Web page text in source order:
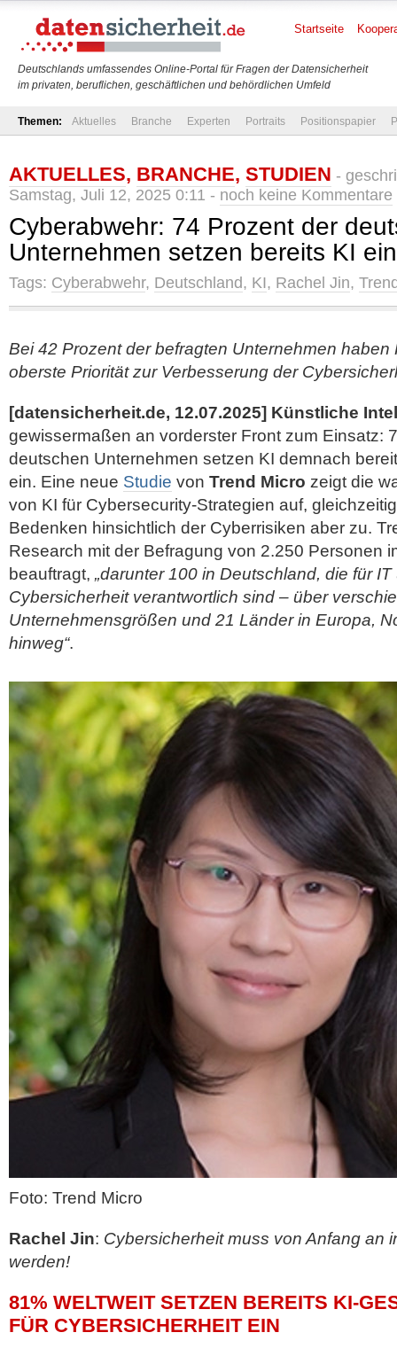
Deutschlands umfassendes Online-Portal für Fragen der Datensicherheit
im privaten, beruflichen, geschäftlichen und behördlichen Umfeld
Startseite
Themen: Aktuelles Branche Experten Portraits Positionspapier
AKTUELLES, BRANCHE, STUDIEN -
Samstag, Juli 12, 2025 0:11 - noch keine Kommentare
Cyberabwehr: 74 Prozent der
Unternehmen setzen bereits KI ein
Tags: Cyberabwehr, Deutschland, KI, Rachel Jin,
Bei 42 Prozent der befragten Unternehmen haben
oberste Priorität zur Verbesserung der
[datensicherheit.de, 12.07.2025] Künstliche
gewissermaßen an vorderster Front zum Einsatz:
deutschen Unternehmen setzen KI demnach
ein. Eine neue Studie von Trend Micro zeigt die
von KI für Cybersecurity-Strategien auf,
Bedenken hinsichtlich der Cyberrisiken aber zu.
Research mit der Befragung von 2.250 Personen
beauftragt, „darunter 100 in Deutschland, die für
Cybersicherheit verantwortlich sind – über
Unternehmensgrößen und 21 Länder in Europa,
hinweg“.
Foto: Trend Micro
Rachel Jin: Cybersicherheit muss von Anfang an
werden!
81% WELTWEIT SETZEN BEREITS KI-
FÜR CYBERSICHERHEIT EIN